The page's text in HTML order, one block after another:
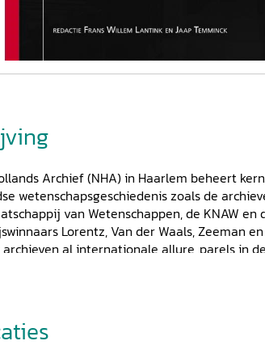
Archief (NHA) in Haarlem beheert
wetenschapsgeschiedenis zoals de
van Wetenschappen, de KNAW en
Lorentz, Van der Waals, Zeeman
archieven al internationale allure, parels in
delen van de nalatenschap van de Wiener
wetenschapsfilosofische school van de
Archief, bevat de bijdragen aan een
ten aanzien van wetenschapsarchieven